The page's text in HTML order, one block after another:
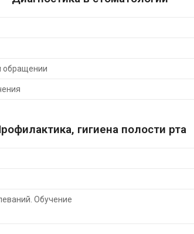
обращении
гигиена полости рта
Обучение